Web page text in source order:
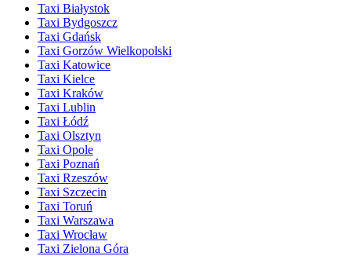
Taxi Białystok
Taxi Bydgoszcz
Taxi Gdańsk
Taxi Gorzów Wielkopolski
Taxi Katowice
Taxi Kielce
Taxi Kraków
Taxi Lublin
Taxi Łódź
Taxi Olsztyn
Taxi Opole
Taxi Poznań
Taxi Rzeszów
Taxi Szczecin
Taxi Toruń
Taxi Warszawa
Taxi Wrocław
Taxi Zielona Góra